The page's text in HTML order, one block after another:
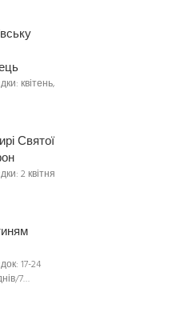
квітень,
Святої
2 квітня
17-24
7…